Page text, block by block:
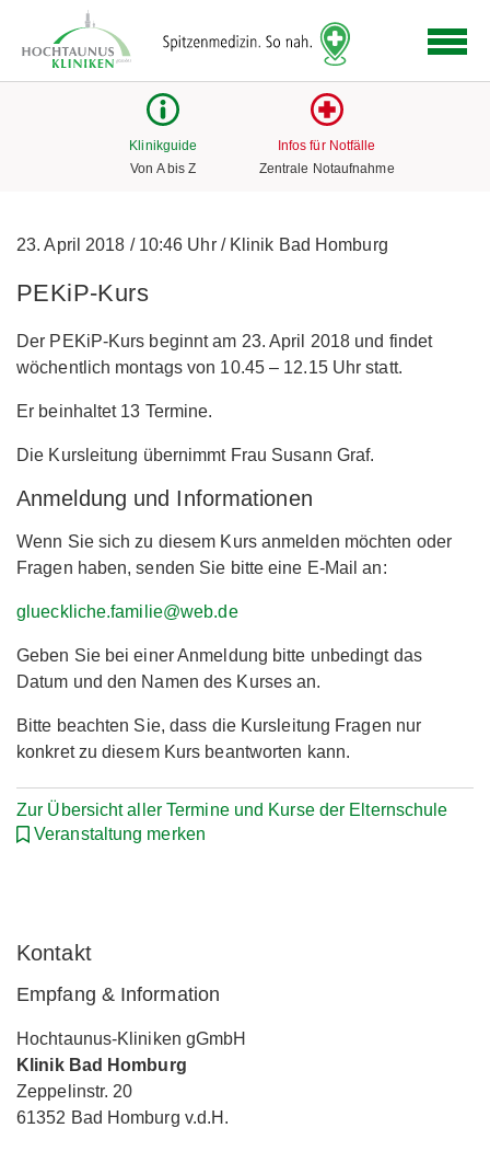
Link
zur
Klinikguide
Von A bis Z
Infos für Notfälle
Zentrale Notaufnahme
23. April 2018 /10:46 Uhr /Klinik Bad Homburg
PEKiP-Kurs
Der PEKiP-Kurs beginnt am 23. April 2018 und findet
wöchentlich montags von 10.45 – 12.15 Uhr statt.
Er beinhaltet 13 Termine.
Die Kursleitung übernimmt Frau Susann Graf.
Anmeldung und Informationen
Wenn Sie sich zu diesem Kurs anmelden möchten oder
Fragen haben, senden Sie bitte eine E-Mail an:
glueckliche.familie@web.de
Geben Sie bei einer Anmeldung bitte unbedingt das
Datum und den Namen des Kurses an.
Bitte beachten Sie, dass die Kursleitung Fragen nur
konkret zu diesem Kurs beantworten kann.
Zur Übersicht aller Termine und Kurse der Elternschule
Veranstaltung merken
Kontakt
Empfang & Information
Hochtaunus-Kliniken gGmbH
Klinik Bad Homburg
Zeppelinstr. 20
61352 Bad Homburg v.d.H.